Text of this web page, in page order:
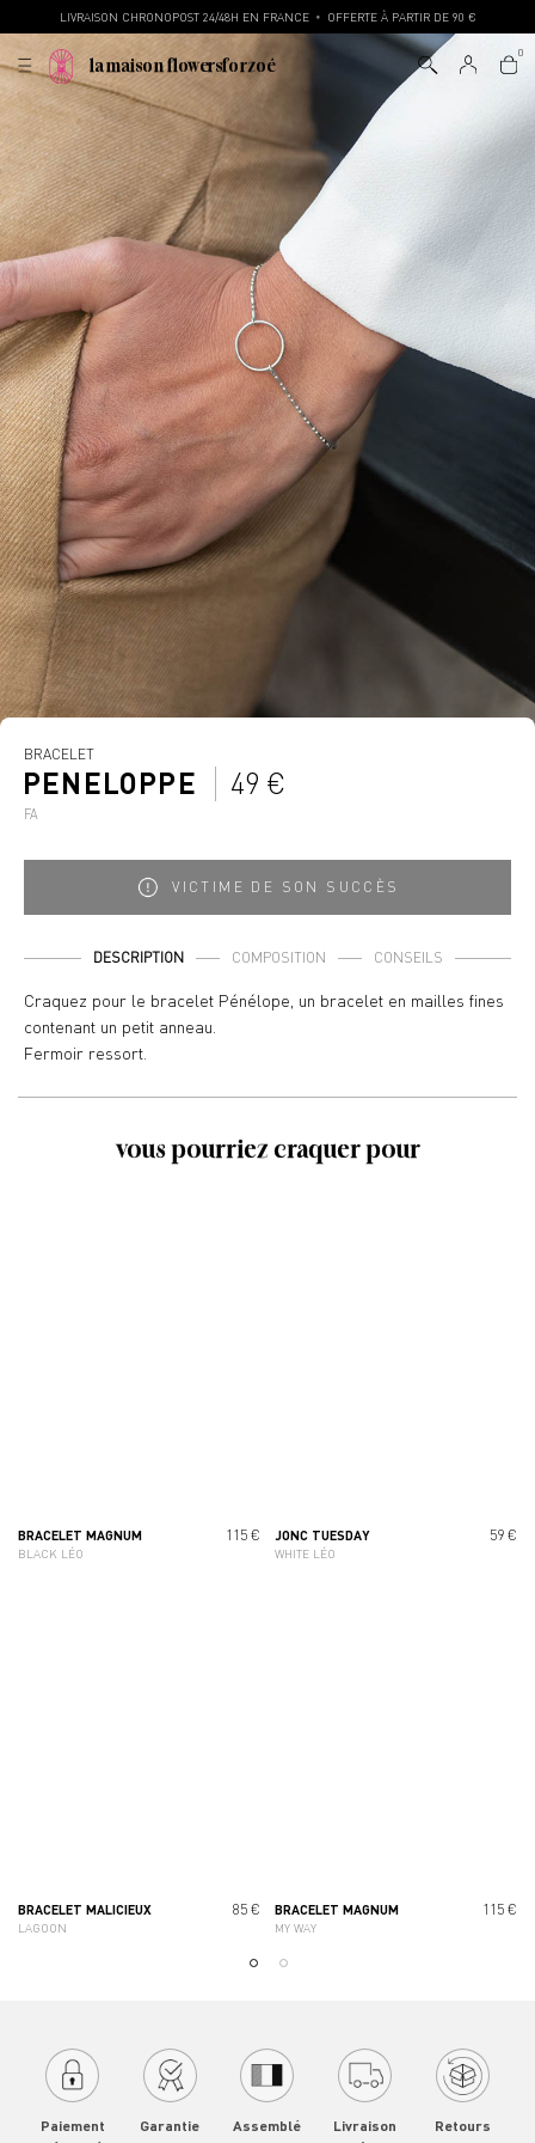
LIVRAISON CHRONOPOST 24/48H EN FRANCE • OFFERTE À PARTIR DE 90 €
la maison flowersforzoé
BRACELET
PENELOPPE
FA
49 €
VICTIME DE SON SUCCÈS
DESCRIPTION COMPOSITION CONSEILS
Craquez pour le bracelet Pénélope, un bracelet en mailles fines
contenant un petit anneau.
Fermoir ressort.
vous pourriez craquer pour
BRACELET MAGNUM
BLACK LÉO
115 € JONC TUESDAY
WHITE LÉO
59 €
BRACELET MALICIEUX
LAGOON
85 € BRACELET MAGNUM
MY WAY
115 €
Paiement
Garantie
Assemblé
Livraison
Retours